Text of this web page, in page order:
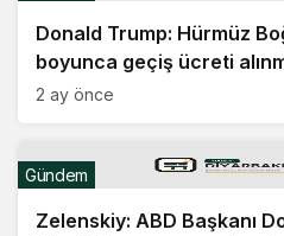
Donald Trump: Hürmüz
boyunca geçiş ücreti
2 ay önce
Zelenskiy: ABD Başkanı
Gündem